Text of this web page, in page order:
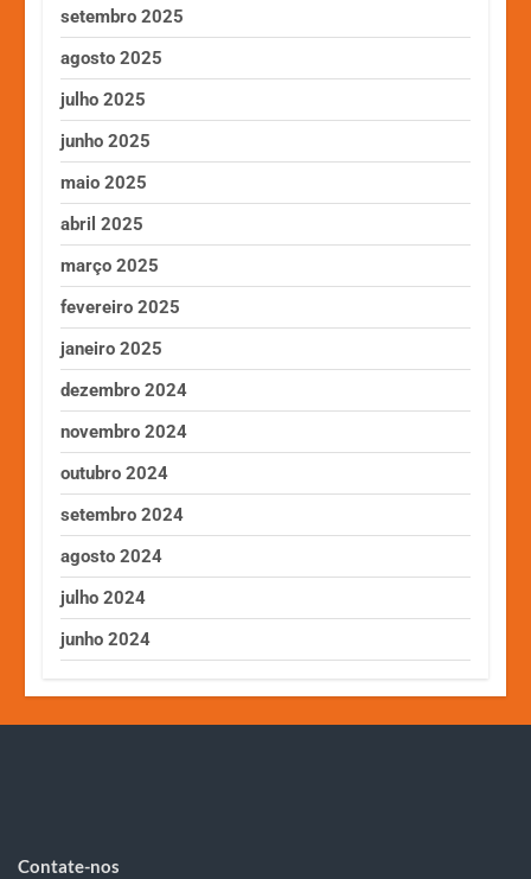
setembro 2025
agosto 2025
julho 2025
junho 2025
maio 2025
abril 2025
março 2025
fevereiro 2025
janeiro 2025
dezembro 2024
novembro 2024
outubro 2024
setembro 2024
agosto 2024
julho 2024
junho 2024
Contate-nos